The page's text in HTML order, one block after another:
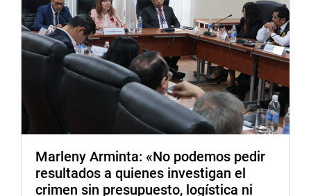
Marleny Arminta: «No podemos pedir
resultados a quienes investigan el
crimen sin presupuesto, logística ni